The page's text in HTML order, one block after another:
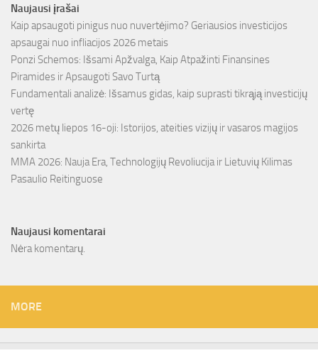
Naujausi įrašai
Kaip apsaugoti pinigus nuo nuvertėjimo? Geriausios investicijos
apsaugai nuo infliacijos 2026 metais
Ponzi Schemos: Išsami Apžvalga, Kaip Atpažinti Finansines
Piramides ir Apsaugoti Savo Turtą
Fundamentali analizė: Išsamus gidas, kaip suprasti tikrąją investicijų
vertę
2026 metų liepos 16-oji: Istorijos, ateities vizijų ir vasaros magijos
sankirta
MMA 2026: Nauja Era, Technologijų Revoliucija ir Lietuvių Kilimas
Pasaulio Reitinguose
Naujausi komentarai
Nėra komentarų.
MORE